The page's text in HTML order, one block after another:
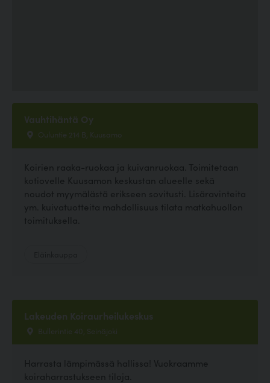
Vauhtihäntä Oy
Ouluntie 214 B, Kuusamo
Koirien raaka-ruokaa ja kuivanruokaa. Toimitetaan
kotiovelle Kuusamon keskustan alueelle sekä
noudot myymälästä erikseen sovitusti. Lisäravinteita
ym. kuivatuotteita mahdollisuus tilata matkahuollon
toimituksella.
Lakeuden Koiraurheilukeskus
Bullerintie 40, Seinäjoki
Harrasta lämpimässä hallissa! Vuokraamme
koiraharrastukseen tiloja.